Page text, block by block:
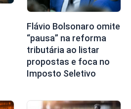
Flávio Bolsonaro omite
“pausa” na reforma
tributária ao listar
propostas e foca no
Imposto Seletivo